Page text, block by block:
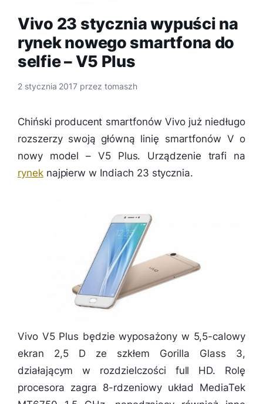
Vivo 23 stycznia wypuści na
rynek nowego smartfona do
selfie – V5 Plus
2 stycznia 2017 przez tomaszh
Chiński producent smartfonów Vivo już niedługo
rozszerzy swoją główną linię smartfonów V o
nowy model – V5 Plus. Urządzenie trafi na
ryneknajpierw w Indiach 23 stycznia.
Vivo V5 Plus będzie wyposażony w 5,5-calowy
ekran 2,5 D ze szkłem Gorilla Glass 3,
działającym w rozdzielczości full HD. Rolę
procesora zagra 8-rdzeniowy układ MediaTek